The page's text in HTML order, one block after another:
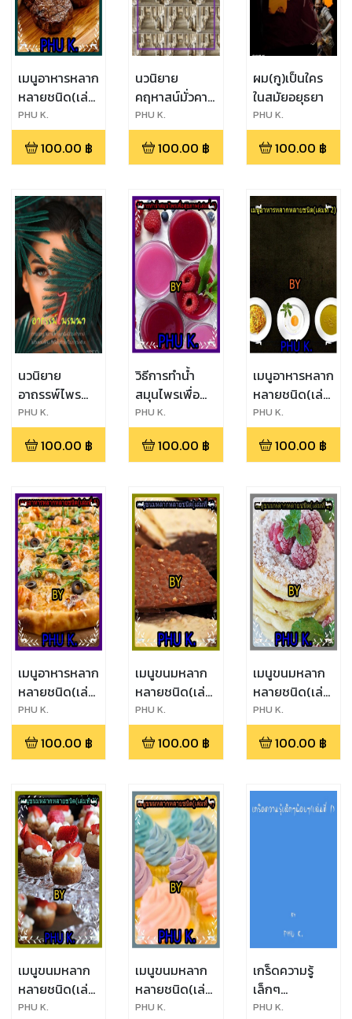
เมนูอาหารหลาก
หลายชนิด(เล่ม
ที่ 4)
PHU K.
100.00 ฿
นวนิยาย
คฤหาสน์มั่วคาว
โลกีย์
PHU K.
100.00 ฿
ผม(กู)เป็นใคร
ในสมัยอยุธยา
PHU K.
100.00 ฿
นวนิยาย
อาถรรพ์ไพร
พนา
PHU K.
100.00 ฿
วิธีการทำน้ำ
สมุนไพรเพื่อ
สุขภาพ(เล่มที่
1)
PHU K.
100.00 ฿
เมนูอาหารหลาก
หลายชนิด(เล่ม
ที่ 2)
PHU K.
100.00 ฿
เมนูอาหารหลาก
หลายชนิด(เล่ม
ที่ 5)
PHU K.
100.00 ฿
เมนูขนมหลาก
หลายชนิด(เล่ม
ที่ 1)
PHU K.
100.00 ฿
เมนูขนมหลาก
หลายชนิด(เล่ม
ที่ 2)
PHU K.
100.00 ฿
เมนูขนมหลาก
หลายชนิด(เล่ม
ที่ 3)
PHU K.
เมนูขนมหลาก
หลายชนิด(เล่ม
ที่ 4)
PHU K.
เกร็ดความรู้
เล็กๆ
น้อยๆ(เล่มที่ 1)
PHU K.